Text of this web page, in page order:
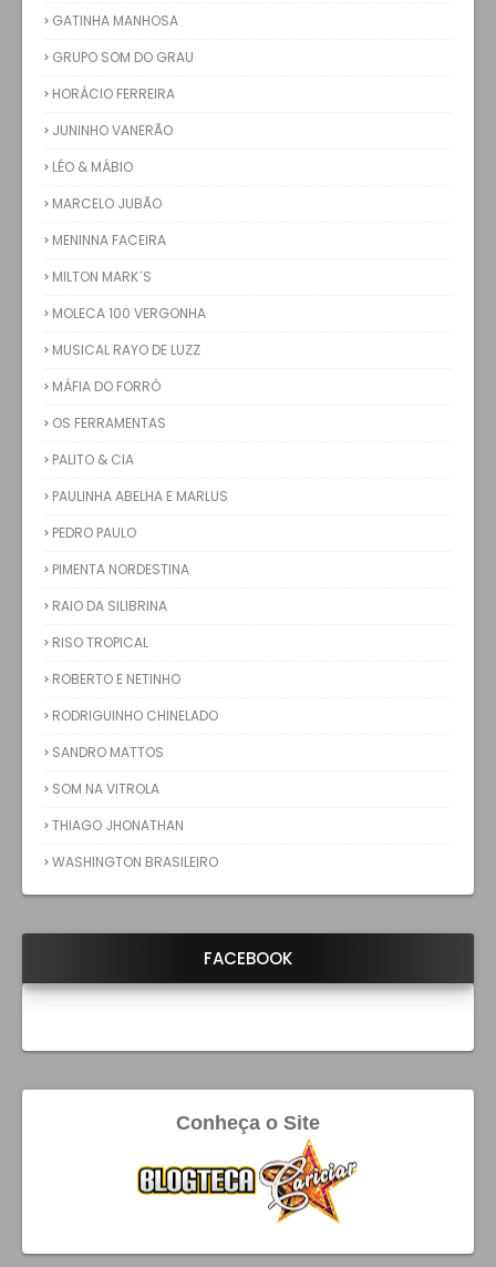
GATINHA MANHOSA
GRUPO SOM DO GRAU
HORÁCIO FERREIRA
JUNINHO VANERÃO
LÉO & MÁBIO
MARCELO JUBÃO
MENINNA FACEIRA
MILTON MARK´S
MOLECA 100 VERGONHA
MUSICAL RAYO DE LUZZ
MÁFIA DO FORRÓ
OS FERRAMENTAS
PALITO & CIA
PAULINHA ABELHA E MARLUS
PEDRO PAULO
PIMENTA NORDESTINA
RAIO DA SILIBRINA
RISO TROPICAL
ROBERTO E NETINHO
RODRIGUINHO CHINELADO
SANDRO MATTOS
SOM NA VITROLA
THIAGO JHONATHAN
WASHINGTON BRASILEIRO
FACEBOOK
Conheça o Site